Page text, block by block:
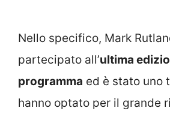
Nello specifico, Mark
partecipato all’ultima
programma ed è stato uno
hanno optato per il grande